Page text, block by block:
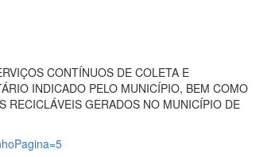
CONTÍNUOS DE COLETA E
INDICADO PELO MUNICÍPIO, BEM COMO
RECICLÁVEIS GERADOS NO MUNICÍPIO DE